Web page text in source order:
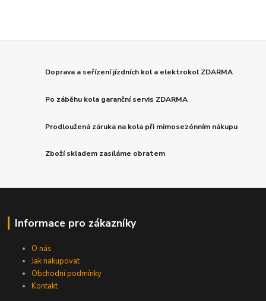
Doprava a seřízení jízdních kol a elektrokol ZDARMA
Po záběhu kola garanční servis ZDARMA
Prodloužená záruka na kola při mimosezónním nákupu
Zboží skladem zasíláme obratem
Informace pro zákazníky
O nás
Jak nakupovat
Obchodní podmínky
Kontakt